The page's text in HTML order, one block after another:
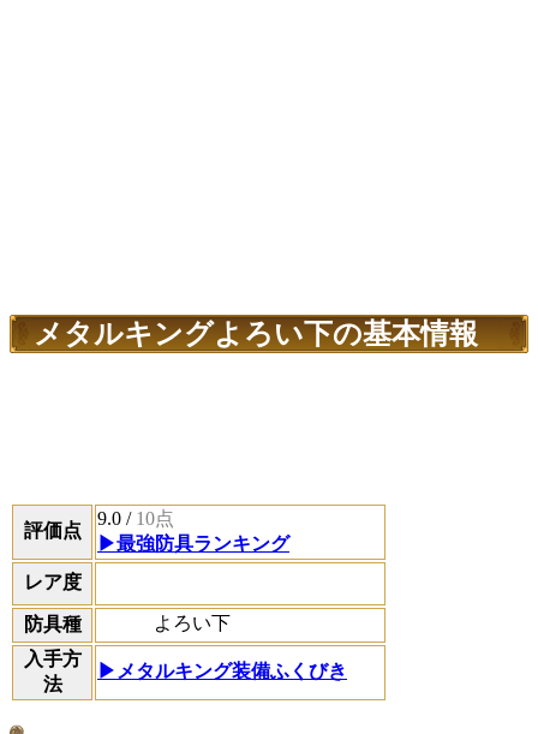
メタルキングよろい下の基本情報
評価点
9.0 / 10点
▶最強防具ランキング
レア度
防具種
よろい下
入手方
法
▶メタルキング装備ふくびき